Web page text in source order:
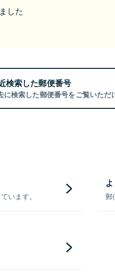
した
検索した郵便番号
に検索した郵便番号をご覧いただ
います。 郵